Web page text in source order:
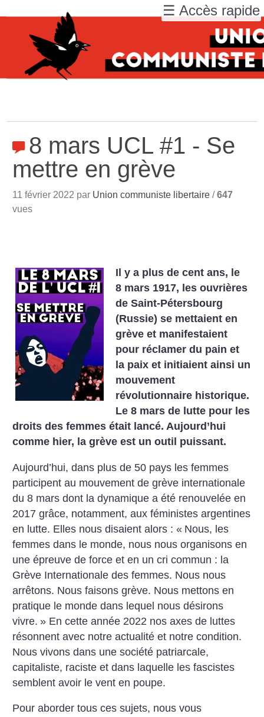
8 mars UCL #1 - Se
mettre en grève
11 février 2022 par Union communiste libertaire /647
vues
Il y a plus de cent ans, le
8 mars 1917, les ouvrières
de Saint-Pétersbourg
(Russie) se mettaient en
grève et manifestaient
pour réclamer du pain et
la paix et initiaient ainsi un
mouvement
révolutionnaire historique.
Le 8 mars de lutte pour les
droits des femmes était lancé. Aujourd’hui
comme hier, la grève est un outil puissant.
Aujourd’hui, dans plus de 50 pays les femmes
participent au mouvement de grève internationale
du 8 mars dont la dynamique a été renouvelée en
2017 grâce, notamment, aux féministes argentines
en lutte. Elles nous disaient alors : « Nous, les
femmes dans le monde, nous nous organisons en
une épreuve de force et en un cri commun : la
Grève Internationale des femmes. Nous nous
arrêtons. Nous faisons grève. Nous mettons en
pratique le monde dans lequel nous désirons
vivre. » En cette année 2022 nos axes de luttes
résonnent avec notre actualité et notre condition.
Nous vivons dans une société patriarcale,
capitaliste, raciste et dans laquelle les fascistes
semblent avoir le vent en poupe.
Pour aborder tous ces sujets, nous vous
☰ Accès rapide